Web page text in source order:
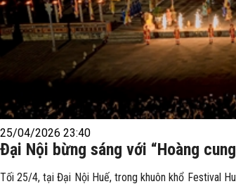
25/04/2026 23:40
Đại Nội bừng sáng với “Hoàng
Tối 25/4, tại Đại Nội Huế, trong khuôn khổ Festival